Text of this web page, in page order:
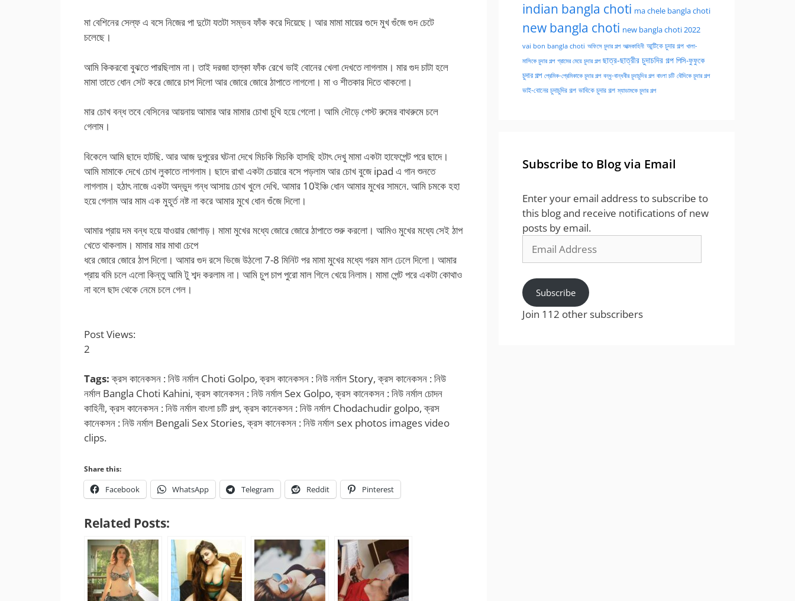
মা বেশিনের সেল্ফ এ বসে নিজের পা দুটো যতটা সম্ভব ফাঁক করে দিয়েছে। আর মামা মায়ের গুদে মুখ গুঁজে গুদ চেটে
চলেছে।
আমি কিকরবো বুঝতে পারছিলাম না। তাই দরজা হাল্কা ফাঁক রেখে ভাই বোনের খেলা দেখতে লাগলাম। মার গুদ চাটা হলে
মামা তাতে ধোন সেট করে জোরে চাপ দিলো আর জোরে জোরে ঠাপাতে লাগলো। মা ও শীতকার দিতে থাকলো।
মার চোখ বন্ধ তবে বেসিনের আয়নায় আমার আর মামার চোখা চুখি হয়ে গেলো। আমি দৌড়ে গেস্ট রুমের বাথরুমে চলে
গেলাম।
বিকেলে আমি ছাদে হাটছি. আর আজ দুপুরের ঘটনা দেখে মিচকি মিচকি হাসছি হটাৎ দেখু মামা একটা হাফেপেন্ট পরে ছাদে।
আমি মামাকে দেখে চোখ লুকাতে লাগলাম। ছাদে রাখা একটা চেয়ারে বসে পড়লাম আর চোখ বুজে ipad এ গান শুনতে
লাগলাম। হঠাৎ নাজে একটা অদ্ভুদ গন্ধ আসায় চোখ খুলে দেখি. আমার 10ইঞ্চি ধোন আমার মুখের সামনে. আমি চমকে হহা
হয়ে গেলাম আর মাম এক মুহূর্ত নষ্ট না করে আমার মুখে ধোন গুঁজে দিলো।
আমার প্রায় দম বন্ধ হয়ে যাওয়ার জোগাড়। মামা মুখের মধ্যে জোরে জোরে ঠাপাতে শুরু করলো। আমিও মুখের মধ্যে সেই ঠাপ
খেতে থাকলাম। মামার মার মাথা চেপে
ধরে জোরে জোরে ঠাপ দিলো। আমার গুদ রসে ভিজে উঠলো 7-8 মিনিট পর মামা মুখের মধ্যে গরম মাল ঢেলে দিলো। আমার
প্রায় বমি চলে এলো কিন্তু আমি টু শব্দ করলাম না। আমি চুপ চাপ পুরো মাল গিলে খেয়ে নিলাম। মামা পেন্ট পরে একটা কোথাও
না বলে ছাদ থেকে নেমে চলে গেল।
Post Views:
2
Tags:ক্রস কানেকসন : নিউ নর্মাল Choti Golpo, ক্রস কানেকসন : নিউ নর্মাল Story, ক্রস কানেকসন : নিউ
নর্মাল Bangla Choti Kahini, ক্রস কানেকসন : নিউ নর্মাল Sex Golpo, ক্রস কানেকসন : নিউ নর্মাল চোদন
কাহিনী, ক্রস কানেকসন : নিউ নর্মাল বাংলা চটি গল্প, ক্রস কানেকসন : নিউ নর্মাল Chodachudir golpo, ক্রস
কানেকসন : নিউ নর্মাল Bengali Sex Stories, ক্রস কানেকসন : নিউ নর্মাল sex photos images video
clips.
Share this:
Facebook WhatsApp Telegram Reddit Pinterest
Related Posts:
indian bangla choti ma chele bangla choti
new bangla choti new bangla choti 2022
vai bon bangla choti অফিসে চুদার গল্প আত্মকাহিনী আন্টিকে চুদার গল্প খালা-
মাসিকে চুদার গল্প গ্রামের মেয়ে চুদার গল্প ছাত্র-ছাত্রীর চুদাচদির গল্প পিসি-ফুফুকে
চুদার গল্প প্রেমিক-প্রেমিকাকে চুদার গল্প বন্ধু-বান্ধবীর চুদাচুদির গল্প বাংলা চটি বৌদিকে চুদার গল্প
ভাই-বোনের চুদাচুদির গল্প ভাবিকে চুদার গল্প ম্যাডামকে চুদার গল্প
Subscribe to Blog via Email
Enter your email address to subscribe to
this blog and receive notifications of new
posts by email.
Address
Subscribe
Join 112 other subscribers